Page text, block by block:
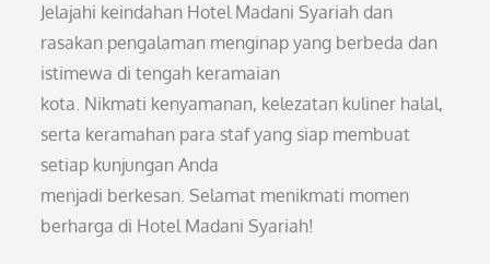
Jelajahi keindahan Hotel Madani Syariah dan
rasakan pengalaman menginap yang berbeda dan
istimewa di tengah keramaian
kota. Nikmati kenyamanan, kelezatan kuliner halal,
serta keramahan para staf yang siap membuat
setiap kunjungan Anda
menjadi berkesan. Selamat menikmati momen
berharga di Hotel Madani Syariah!